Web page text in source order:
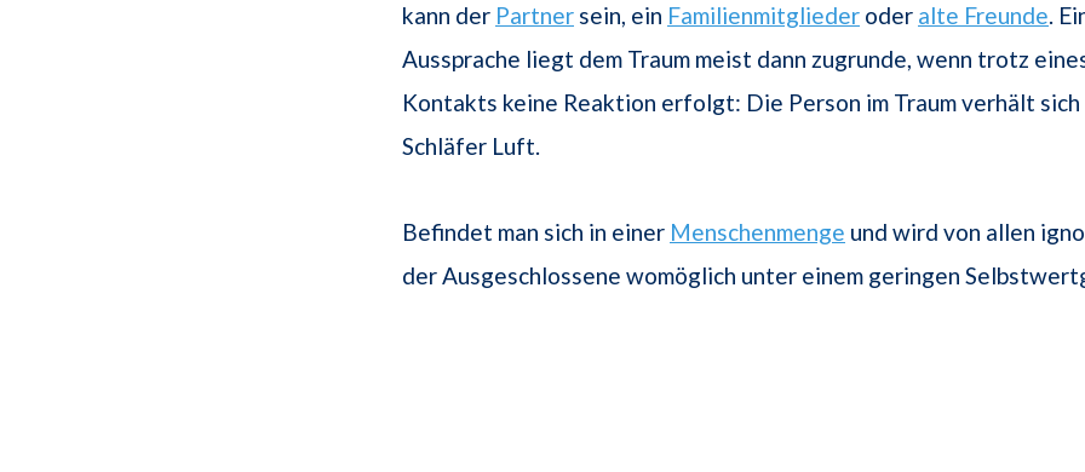
kann der Partner sein, ein Familienmitglieder oder alte Freunde.
Aussprache liegt dem Traum meist dann zugrunde, wenn trotz
Kontakts keine Reaktion erfolgt: Die Person im Traum verhält sich
Schläfer Luft.
Befindet man sich in einer Menschenmenge und wird von allen
der Ausgeschlossene womöglich unter einem geringen